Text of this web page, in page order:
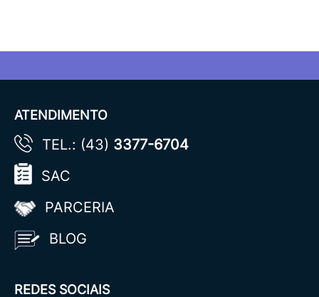
ATENDIMENTO
TEL.: (43) 3377-6704
SAC
PARCERIA
BLOG
REDES SOCIAIS